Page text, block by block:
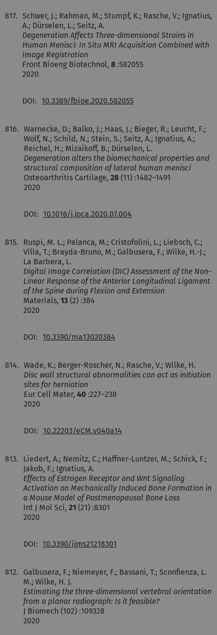
817. Schwer, J.; Rahman, M.; Stumpf, K.; Rasche, V.; Ignatius,
A.; Dürselen, L.; Seitz, A.
Degeneration Affects Three-dimensional Strains in
Human Menisci: In Situ MRI Acquisition Combined with
Image Registration
Front Bioeng Biotechnol, 8 :582055
2020
DOI: 10.3389/fbioe.2020.582055
816. Warnecke, D.; Balko, J.; Haas, J.; Bieger, R.; Leucht, F.;
Wolf, N.; Schild, N.; Stein, S.; Seitz, A.; Ignatius, A.;
Reichel, H.; Mizaikoff, B.; Dürselen, L.
Degeneration alters the biomechanical properties and
structural composition of lateral human menisci
Osteoarthritis Cartilage, 28 (11) :1482–1491
2020
DOI: 10.1016/j.joca.2020.07.004
815.
Ruspi, M. L.; Palanca, M.; Cristofolini, L.; Liebsch, C.;
Villa, T.; Brayda-Bruno, M.; Galbusera, F.; Wilke, H.-J.;
La Barbera, L.
Digital Image Correlation (DIC) Assessment of the Non-
Linear Response of the Anterior Longitudinal Ligament
of the Spine during Flexion and Extension
Materials, 13 (2) :384
2020
DOI: 10.3390/ma13020384
814. Wade, K.; Berger-Roscher, N.; Rasche, V.; Wilke, H.
Disc wall structural abnormalities can act as initiation
sites for herniation
Eur Cell Mater, 40 :227–238
2020
DOI: 10.22203/eCM.v040a14
813.
Liedert, A.; Nemitz, C.; Haffner-Luntzer, M.; Schick, F.;
Jakob, F.; Ignatius, A.
Effects of Estrogen Receptor and Wnt Signaling
Activation on Mechanically Induced Bone Formation in
a Mouse Model of Postmenopausal Bone Loss
Int J Mol Sci, 21 (21) :8301
2020
DOI: 10.3390/ijms21218301
812.
Galbusera, F.; Niemeyer, F.; Bassani, T.; Sconfienza, L.
M.; Wilke, H. J.
Estimating the three-dimensional vertebral orientation
from a planar radiograph: Is it feasible?
J Biomech (102) :109328
2020